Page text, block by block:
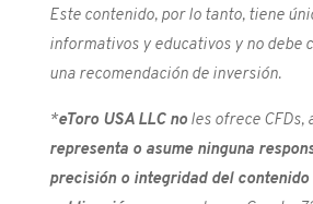
Este contenido, por lo tanto, tiene
informativos y educativos y no debe
una recomendación de inversión.
*eToro USA LLC noles ofrece CFDs,
representa o asume ninguna
precisión o integridad del contenido